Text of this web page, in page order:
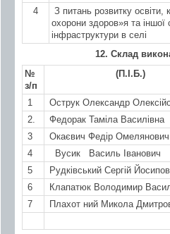
4
З питань розвитку освіти,
охорони здоров»я та іншої
інфраструктури в селі
12. Склад
№
з/п
(П.І.Б.)
1 Острук Олександр
2.
Федорак Таміла Василівна
3
Окаєвич Федір Омелянович
4
Вусик Василь Іванович
5
Рудківський Сергій
6
Клапатюк Володимир
7
Плахот ний Микола